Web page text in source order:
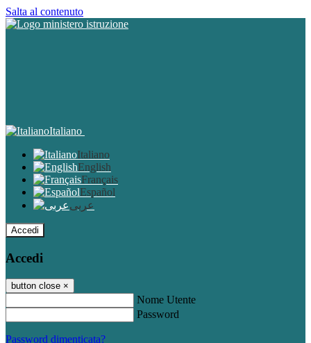
Salta al contenuto
Italiano
Italiano
English
Français
Español
عربى
Accedi
Accedi
button close ×
Nome Utente
Password
Password dimenticata?